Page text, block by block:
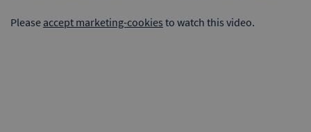
Please accept marketing-cookies to watch this video.